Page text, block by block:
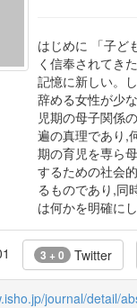
はじめに 「子ど
く信奉されてき
記憶に新しい。
辞める女性が少
児期の母子関係
遍の真理であり,
期の育児を専ら
するための社会
るものであり,同
は何かを明確に
3 + 0 Twitter
journal/detail/